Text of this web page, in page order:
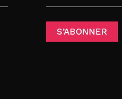
S’ABONNER